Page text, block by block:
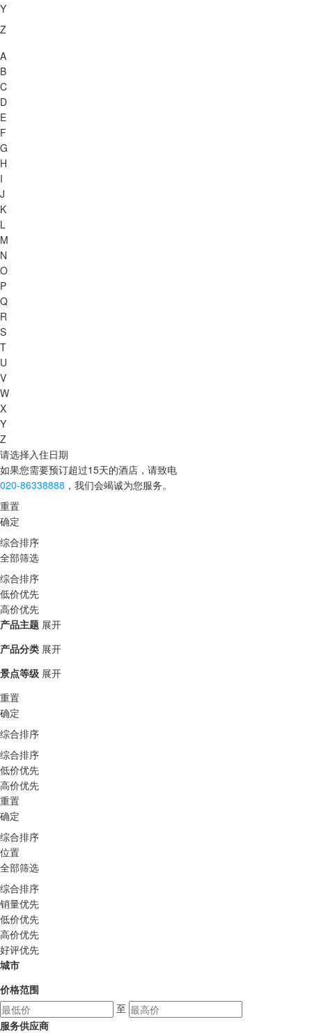
Y
Z
A
B
C
D
E
F
G
H
I
J
K
L
M
N
O
P
Q
R
S
T
U
V
W
X
Y
Z
请选择入住日期
如果您需要预订超过15天的酒店，请致电
020-86338888 ，我们会竭诚为您服务。
重置
确定
综合排序
全部筛选
综合排序
低价优先
高价优先
产品主题 展开
产品分类 展开
景点等级 展开
重置
确定
综合排序
综合排序
低价优先
高价优先
重置
确定
综合排序
位置
全部筛选
综合排序
销量优先
低价优先
高价优先
好评优先
城市
价格范围
至
服务供应商